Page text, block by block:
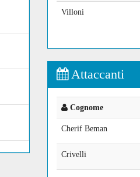
Villoni
Attaccanti
Cognome
Cherif Beman
Crivelli